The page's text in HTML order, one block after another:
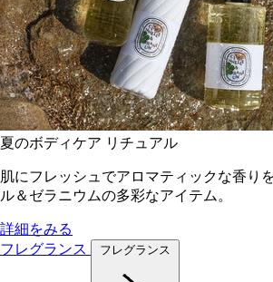
夏のボディケア リチュアル
肌にフレッシュでアロマティックな香り
ル＆ゼラニウムの多彩なアイテム。
詳細をみる
フレグランス
フレグランス